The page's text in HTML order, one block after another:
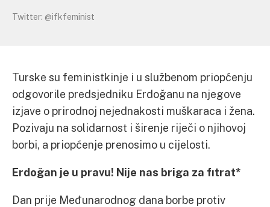
Twitter: @ifkfeminist
Turske su feministkinje i u službenom priopćenju
odgovorile predsjedniku Erdoğanu na njegove
izjave o prirodnoj nejednakosti muškaraca i žena.
Pozivaju na solidarnost i širenje riječi o njihovoj
borbi, a priopćenje prenosimo u cijelosti.
Erdoğan je u pravu! Nije nas briga za fıtrat*
Dan prije Međunarodnog dana borbe protiv